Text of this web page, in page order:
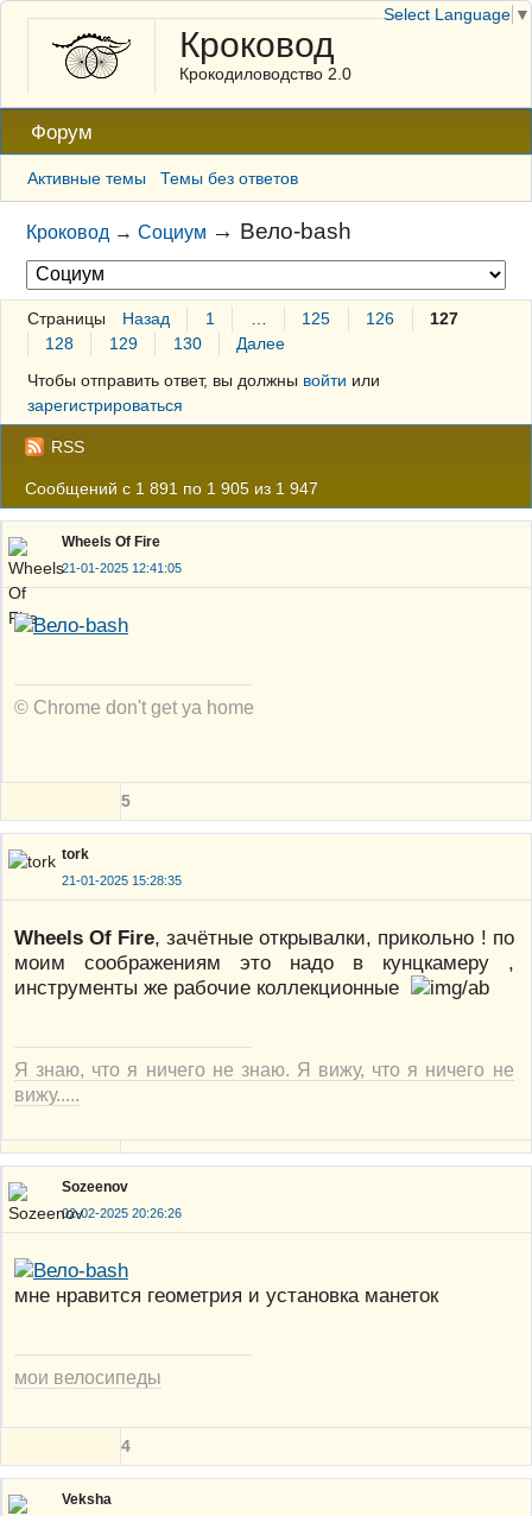
Кроковод
Крокодиловодство 2.0
Форум
Активные темы Темы без ответов
Кроковод →Социум → Вело-bash
Страницы Назад 1 125 126
127
128
129 130
Далее
Чтобы отправить ответ, вы должны войти или
зарегистрироваться
RSS
Сообщений с 1 891 по 1 905 из 1 947
Wheels Of Fire
21-01-2025 12:41:05
© Chrome don't get ya home
5
tork
21-01-2025 15:28:35
Wheels Of Fire, зачётные открывалки, прикольно ! по
моим соображениям это надо в кунцкамеру ,
инструменты же рабочие коллекционные
Я знаю, что я ничего не знаю. Я вижу, что я ничего не
вижу.....
Sozeenov
02-02-2025 20:26:26
мне нравится геометрия и установка манеток
мои велосипеды
4
Veksha
Select Language ▼